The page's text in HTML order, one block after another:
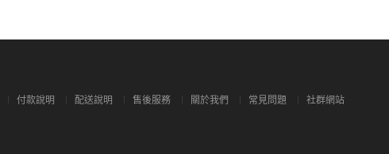
付款說明 配送說明 售後服務 關於我們 常見問題 社群網站